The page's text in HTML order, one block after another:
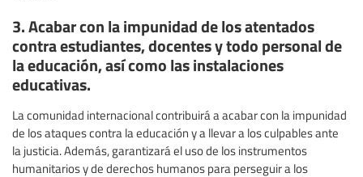
3. Acabar con la impunidad de los atentados
contra estudiantes, docentes y todo personal de
la educación, así como las instalaciones
educativas.
La comunidad internacional contribuirá a acabar con la impunidad
de los ataques contra la educación y a llevar a los culpables ante
la justicia. Además, garantizará el uso de los instrumentos
humanitarios y de derechos humanos para perseguir a los